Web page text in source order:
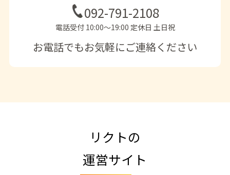
092-791-2108
電話受付 10:00〜19:00 定休日 土日祝
お電話でもお気軽にご連絡ください
リクトの
運営サイト